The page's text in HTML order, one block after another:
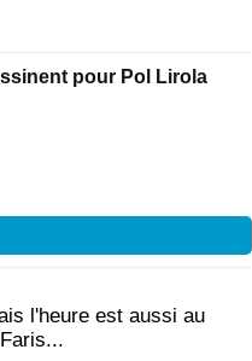
pour Pol Lirola
l'heure est aussi au